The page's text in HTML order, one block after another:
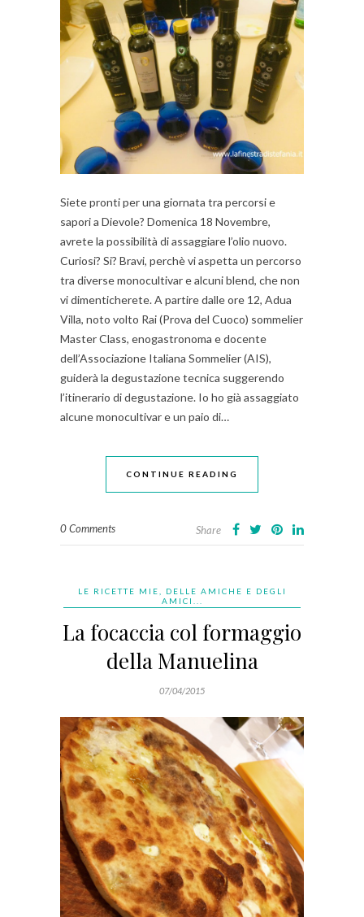
Siete pronti per una giornata tra percorsi e
sapori a Dievole? Domenica 18 Novembre,
avrete la possibilità di assaggiare l’olio nuovo.
Curiosi? Si? Bravi, perchè vi aspetta un percorso
tra diverse monocultivar e alcuni blend, che non
vi dimenticherete. A partire dalle ore 12, Adua
Villa, noto volto Rai (Prova del Cuoco) sommelier
Master Class, enogastronoma e docente
dell’Associazione Italiana Sommelier (AIS),
guiderà la degustazione tecnica suggerendo
l’itinerario di degustazione. Io ho già assaggiato
alcune monocultivar e un paio di…
CONTINUE READING
0 Comments Share
LE RICETTE MIE, DELLE AMICHE E DEGLI
AMICI...
La focaccia col formaggio
della Manuelina
07/04/2015